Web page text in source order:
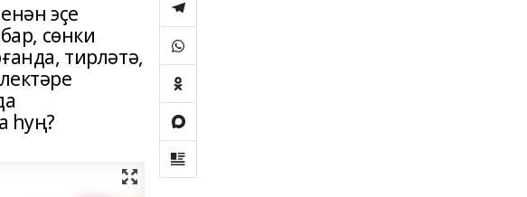
эҫе
сөнки
тирләтә,
һуң?